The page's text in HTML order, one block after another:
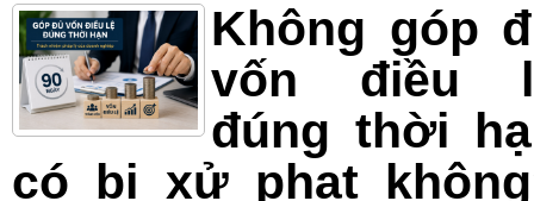
Không góp
vốn điều
đúng thời
có bị xử phạt